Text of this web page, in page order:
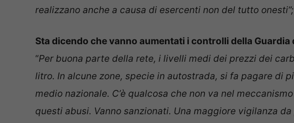
realizzano anche a causa di esercenti non del tutto onesti”;
Sta dicendo che vanno aumentati i controlli della Guardia
“Per buona parte della rete, i livelli medi dei prezzi dei
litro. In alcune zone, specie in autostrada, si fa pagare di
medio nazionale. C’è qualcosa che non va nel
questi abusi. Vanno sanzionati. Una maggiore vigilanza